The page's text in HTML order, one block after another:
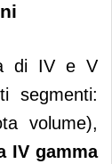
di IV e V
segmenti:
volume),
IV gamma